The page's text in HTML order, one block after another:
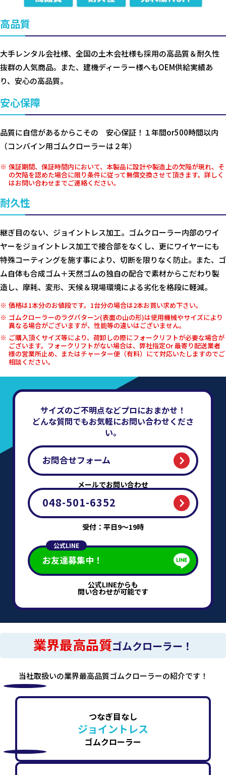
高品質
大手レンタル会社様、全国の土木会社様も採用の高品質＆耐久性
抜群の人気商品。また、建機ディーラー様へもOEM供給実績あ
り、安心の高品質。
安心保障
品質に自信があるからこその 安心保証！１年間or500時間以内
（コンバイン用ゴムクローラーは２年）
保証期間、保証時間内において、本製品に設計や製造上の欠陥が現れ、そ
の欠陥を認めた場合に限り条件に従って無償交換させて頂きます。詳しく
はお問い合わせまでご連絡ください。
耐久性
継ぎ目のない、ジョイントレス加工。ゴムクローラー内部のワイ
ヤーをジョイントレス加工で接合部をなくし、更にワイヤーにも
特殊コーティングを施す事により、切断を限りなく防止。また、ゴ
ム自体も合成ゴム＋天然ゴムの独自の配合で素材からこだわり製
造し、摩耗、変形、天候＆現場環境による劣化を格段に軽減。
価格は1本分のお値段です。1台分の場合は2本お買い求め下さい。
ゴムクローラーのラグパターン(表面の山の形)は使用機械やサイズにより
異なる場合がございますが、性能等の違いはございません。
ご購入頂くサイズ等により、荷卸しの際にフォークリフトが必要な場合が
ございます。フォークリフトがない場合は、弊社指定Or 最寄り配送業者
様の営業所止め、またはチャーター便（有料）にて対応いたしますのでご
相談ください。
サイズのご不明点などプロにおまかせ！
どんな質問でもお気軽にお問い合わせくださ
い。
お問合せフォーム
メールでお問い合わせ
048-501-6352
受付：平日9～19時
公式LINE
お友達募集中！
公式LINEからも
問い合わせが可能です
業界最高品質ゴムクローラー！
当社取扱いの業界最高品質ゴムクローラーの紹介です！
つなぎ目なし
ジョイントレス
ゴムクローラー